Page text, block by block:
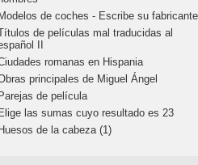
de coches - Escribe su fabricante
de películas mal traducidas al
II
romanas en Hispania
principales de Miguel Ángel
de película
las sumas cuyo resultado es 23
de la cabeza (1)